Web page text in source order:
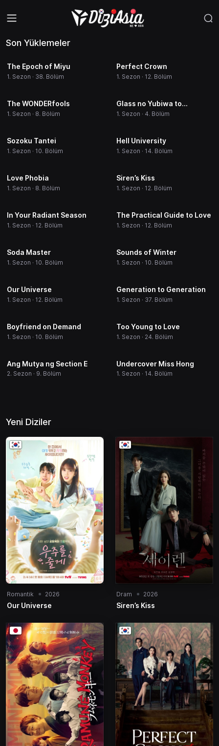
Son Yüklemeler
The Epoch of Miyu
1. Sezon · 38. Bölüm
Perfect Crown
1. Sezon · 12. Bölüm
The WONDERfools
1. Sezon · 8. Bölüm
Glass no Yubiwa to
Bansoko
1. Sezon · 4. Bölüm
Sozoku Tantei
1. Sezon · 10. Bölüm
Hell University
1. Sezon · 14. Bölüm
Love Phobia
1. Sezon · 8. Bölüm
Siren’s Kiss
1. Sezon · 12. Bölüm
In Your Radiant Season
1. Sezon · 12. Bölüm
The Practical Guide to Love
1. Sezon · 12. Bölüm
Soda Master
1. Sezon · 10. Bölüm
Sounds of Winter
1. Sezon · 10. Bölüm
Our Universe
1. Sezon · 12. Bölüm
Generation to Generation
1. Sezon · 37. Bölüm
Boyfriend on Demand
1. Sezon · 10. Bölüm
Too Young to Love
1. Sezon · 24. Bölüm
Ang Mutya ng Section E
2. Sezon · 9. Bölüm
Undercover Miss Hong
1. Sezon · 14. Bölüm
Yeni Diziler
Romantik 2026
Our Universe
Dram 2026
Siren’s Kiss